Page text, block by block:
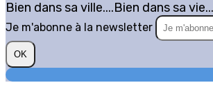
Bien dans sa ville....Bien dans sa
Je m'abonne à la newsletter
OK